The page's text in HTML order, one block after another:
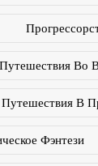
Путешествия Во
Путешествия В
Фэнтези